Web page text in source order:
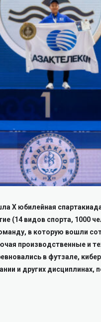
X юбилейная
(14 видов спорта, 1000
в которую вошли
производственные и
в футзале,
и других дисциплинах,